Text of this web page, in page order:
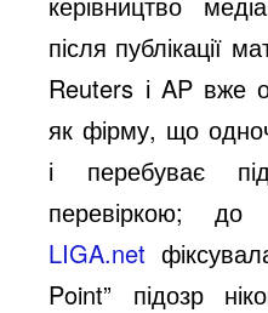
після публікації
Reuters і AP вже
як фірму, що
і перебуває
перевіркою;
LIGA.net
Point” підозр